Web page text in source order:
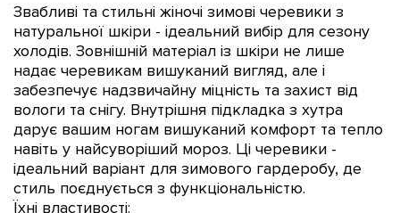
Звабливі та стильні жіночі зимові черевики з
натуральної шкіри - ідеальний вибір для сезону
холодів. Зовнішній матеріал із шкіри не лише
надає черевикам вишуканий вигляд, але і
забезпечує надзвичайну міцність та захист від
вологи та снігу. Внутрішня підкладка з хутра
дарує вашим ногам вишуканий комфорт та тепло
навіть у найсуворіший мороз. Ці черевики -
ідеальний варіант для зимового гардеробу, де
стиль поєднується з функціональністю.
Їхні властивості: